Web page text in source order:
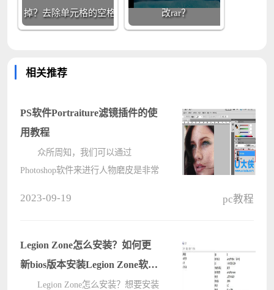
掉？去除单元格的空格 改rar？
相关推荐
PS软件Portraiture滤镜插件的使
用教程
众所周知，我们可以通过
Photoshop软件来进行人物磨皮是非常
了它可以很方便的实现人物磨皮操
作。跟????
2023-09-19 pc教程
Legion Zone怎么安装？如何更
新bios版本安装Legion Zone软
件？
Legion Zone怎么安装？想要安装